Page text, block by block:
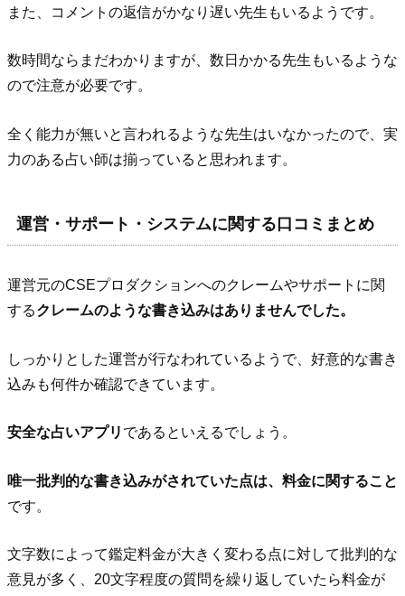
また、コメントの返信がかなり遅い先生もいるようです。
数時間ならまだわかりますが、数日かかる先生もいるような
ので注意が必要です。
全く能力が無いと言われるような先生はいなかったので、実
力のある占い師は揃っていると思われます。
運営・サポート・システムに関する口コミまとめ
運営元のCSEプロダクションへのクレームやサポートに関
するクレームのような書き込みはありませんでした。
しっかりとした運営が行なわれているようで、好意的な書き
込みも何件か確認できています。
安全な占いアプリ であるといえるでしょう。
唯一批判的な書き込みがされていた点は、料金に関すること
です。
文字数によって鑑定料金が大きく変わる点に対して批判的な
意見が多く、20文字程度の質問を繰り返していたら料金が